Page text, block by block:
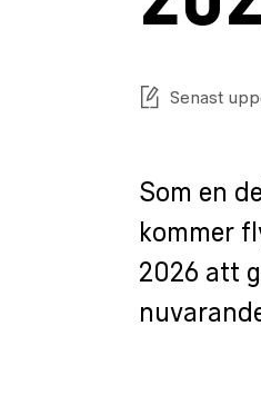
Senast
Som en
kommer
2026 att